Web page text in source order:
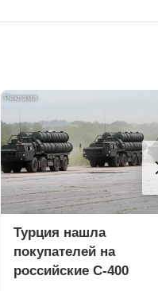
Турция нашла
покупателей на
российские C-400